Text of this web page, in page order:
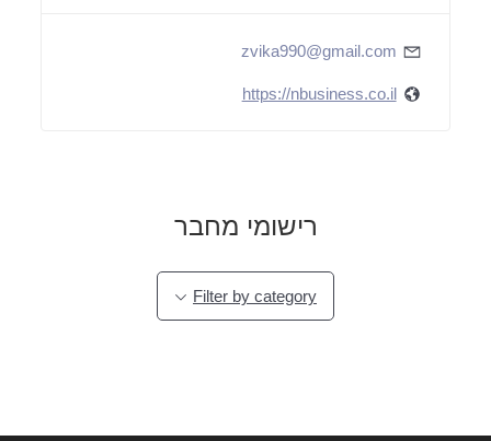
zvika990@gmail.com
https://nbusiness.co.il
רישומי מחבר
Filter by category